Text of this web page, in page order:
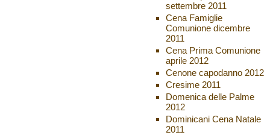
settembre 2011
Cena Famiglie
Comunione dicembre
2011
Cena Prima Comunione
aprile 2012
Cenone capodanno 2012
Cresime 2011
Domenica delle Palme
2012
Dominicani Cena Natale
2011